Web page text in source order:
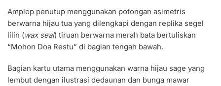
Amplop penutup menggunakan potongan asimetris
berwarna hijau tua yang dilengkapi dengan replika segel
lilin (wax seal) tiruan berwarna merah bata bertuliskan
“Mohon Doa Restu” di bagian tengah bawah.
Bagian kartu utama menggunakan warna hijau sage yang
lembut dengan ilustrasi dedaunan dan bunga mawar